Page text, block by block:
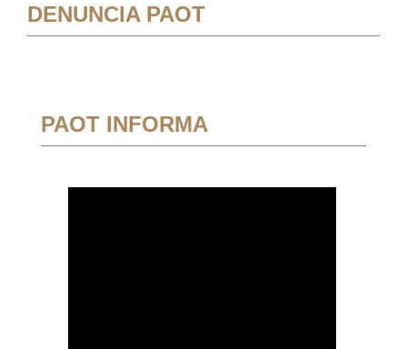
DENUNCIA PAOT
PAOT INFORMA